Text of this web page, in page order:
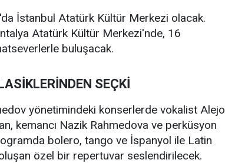
İstanbul Atatürk Kültür Merkezi olacak.
Atatürk Kültür Merkezi'nde, 16
buluşacak.
SEÇKİ
yönetimindeki konserlerde vokalist Alejo
kemancı Nazik Rahmedova ve perküsyon
bolero, tango ve İspanyol ile Latin
özel bir repertuvar seslendirilecek.